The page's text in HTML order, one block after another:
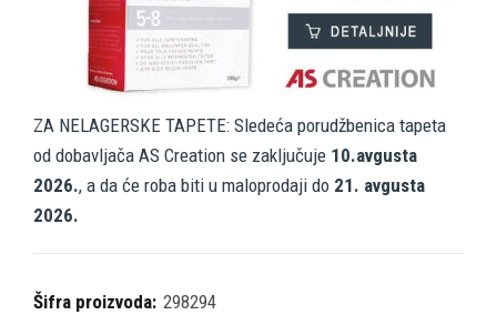
ZA NELAGERSKE TAPETE: Sledeća porudžbenica tapeta
od dobavljača AS Creation se zaključuje 10.avgusta
2026., a da će roba biti u maloprodaji do 21. avgusta
2026.
Šifra proizvoda: 298294